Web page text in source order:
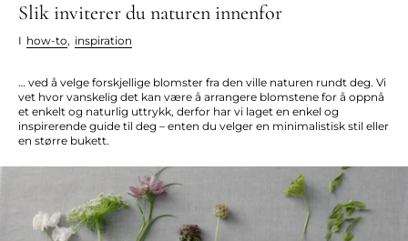
Slik inviterer du naturen innenfor
I how-to, inspiration
… ved å velge forskjellige blomster fra den ville naturen rundt deg. Vi
vet hvor vanskelig det kan være å arrangere blomstene for å oppnå
et enkelt og naturlig uttrykk, derfor har vi laget en enkel og
inspirerende guide til deg – enten du velger en minimalistisk stil eller
en større bukett.